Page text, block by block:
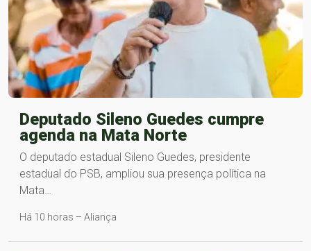
Deputado Sileno Guedes cumpre
agenda na Mata Norte
O deputado estadual Sileno Guedes, presidente
estadual do PSB, ampliou sua presença política na
Mata…
Há 10 horas – Aliança